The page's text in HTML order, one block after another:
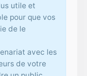
utile et
pour que vos
de le
avec les
de votre